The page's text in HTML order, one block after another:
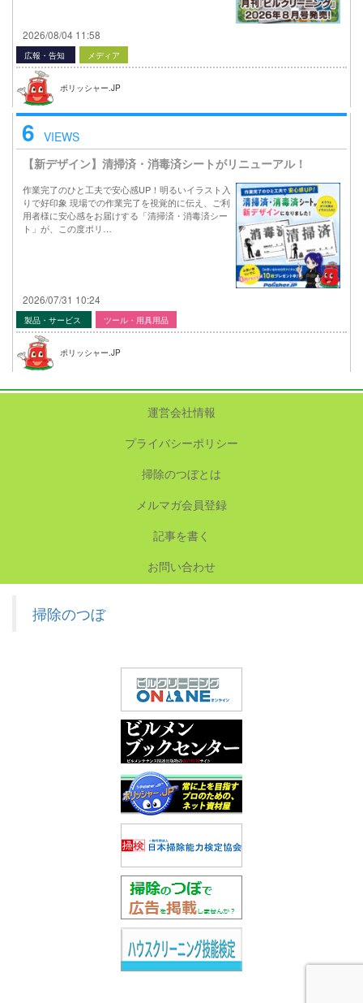
2026/08/04 11:58
広報・告知 メディア
ポリッシャー.JP
6 VIEWS
【新デザイン】清掃済・消毒済シートがリニューアル！
作業完了のひと工夫で安心感UP！明るいイラスト入
りで好印象 現場での作業完了を視覚的に伝え、ご利
用者様に安心感をお届けする「清掃済・消毒済シー
ト」が、この度ポリ…
2026/07/31 10:24
製品・サービス ツール・用具用品
ポリッシャー.JP
運営会社情報
プライバシーポリシー
掃除のつぼとは
メルマガ会員登録
記事を書く
お問い合わせ
掃除のつぼ